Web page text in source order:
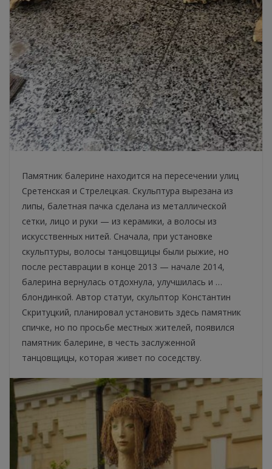
Памятник балерине находится на пересечении улиц
Сретенская и Стрелецкая. Скульптура вырезана из
липы, балетная пачка сделана из металлической
сетки, лицо и руки — из керамики, а волосы из
искусственных нитей. Сначала, при установке
скульптуры, волосы танцовщицы были рыжие, но
после реставрации в конце 2013 — начале 2014,
балерина вернулась отдохнула, улучшилась и …
блондинкой. Автор статуи, скульптор Константин
Скритуцкий, планировал установить здесь памятник
спичке, но по просьбе местных жителей, появился
памятник балерине, в честь заслуженной
танцовщицы, которая живет по соседству.